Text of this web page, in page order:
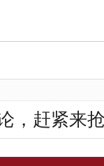
，赶紧来